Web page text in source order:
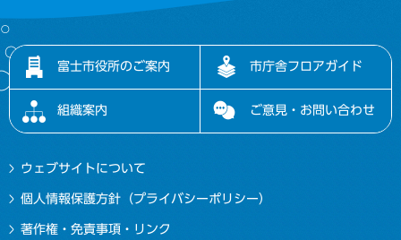
富士市役所のご案内 市庁舎フロアガイド
組織案内 ご意見・お問い合わせ
ウェブサイトについて
個人情報保護方針（プライバシーポリシー）
著作権・免責事項・リンク